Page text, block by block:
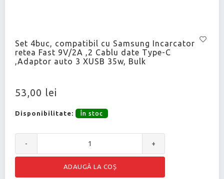
Set 4buc, compatibil cu Samsung Incarcator
retea Fast 9V/2A ,2 Cablu date Type-C
,Adaptor auto 3 XUSB 35w, Bulk
53,00 lei
Disponibilitate: În stoc
- +